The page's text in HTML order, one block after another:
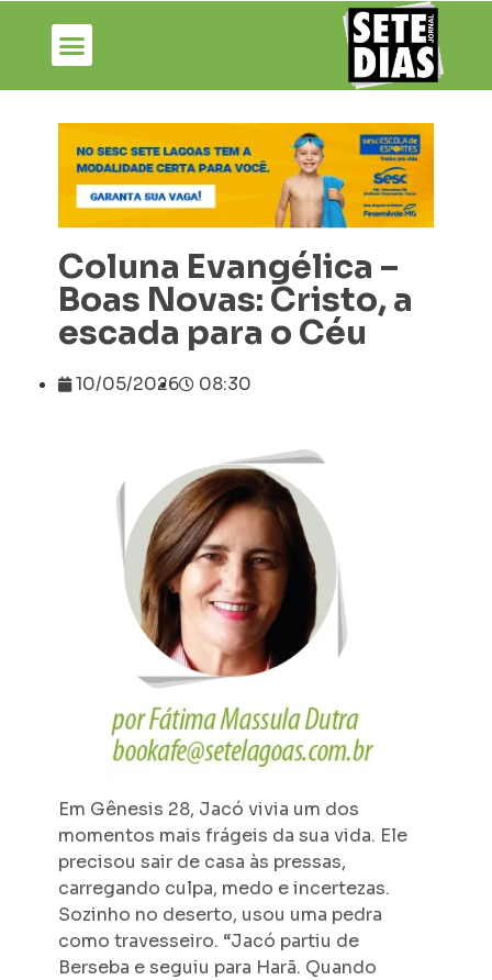
Coluna Evangélica –
Boas Novas: Cristo, a
escada para o Céu
10/05/2026 08:30
Em Gênesis 28, Jacó vivia um dos
momentos mais frágeis da sua vida. Ele
precisou sair de casa às pressas,
carregando culpa, medo e incertezas.
Sozinho no deserto, usou uma pedra
como travesseiro. “Jacó partiu de
Berseba e seguiu para Harã. Quando